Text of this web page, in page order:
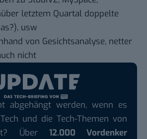
letztem Quartal doppelte
usw
von Gesichtsanalyse, netter
nicht
abgehängt werden, wenn es
und die Tech-Themen von
Über 12.000 Vordenker